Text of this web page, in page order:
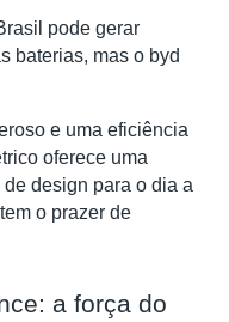
pode gerar
baterias, mas o byd
e uma eficiência
oferece uma
design para o dia a
o prazer de
a força do